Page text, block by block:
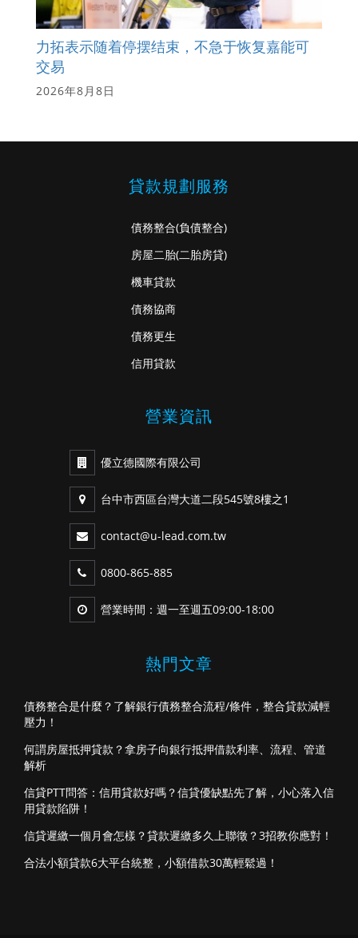
力拓表示随着停摆结束，不急于恢复嘉能可
交易
2026年8月8日
貸款規劃服務
債務整合(負債整合)
房屋二胎(二胎房貸)
機車貸款
債務協商
債務更生
信用貸款
營業資訊
優立德國際有限公司
台中市西區台灣大道二段545號8樓之1
contact@u-lead.com.tw
0800-865-885
營業時間：週一至週五09:00-18:00
熱門文章
債務整合是什麼？了解銀行債務整合流程/條件，整合貸款減輕
壓力！
何謂房屋抵押貸款？拿房子向銀行抵押借款利率、流程、管道
解析
信貸PTT問答：信用貸款好嗎？信貸優缺點先了解，小心落入信
用貸款陷阱！
信貸遲繳一個月會怎樣？貸款遲繳多久上聯徵？3招教你應對！
合法小額貸款6大平台統整，小額借款30萬輕鬆過！